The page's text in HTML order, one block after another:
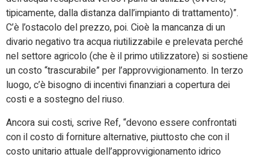
tipicamente, dalla distanza dall’impianto di trattamento)”.
C’è l’ostacolo del prezzo, poi. Cioè la mancanza di un
divario negativo tra acqua riutilizzabile e prelevata perché
nel settore agricolo (che è il primo utilizzatore) si sostiene
un costo “trascurabile” per l’approvvigionamento. In terzo
luogo, c’è bisogno di incentivi finanziari a copertura dei
costi e a sostegno del riuso.
Ancora sui costi, scrive Ref, “devono essere confrontati
con il costo di forniture alternative, piuttosto che con il
costo unitario attuale dell’approvvigionamento idrico